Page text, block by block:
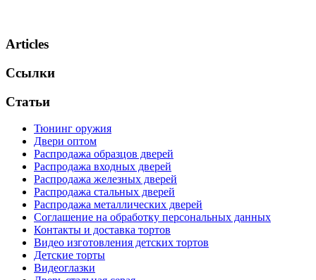
Articles
Ссылки
Статьи
Тюнинг оружия
Двери оптом
Распродажа образцов дверей
Распродажа входных дверей
Распродажа железных дверей
Распродажа стальных дверей
Распродажа металлических дверей
Соглашение на обработку персональных данных
Контакты и доставка тортов
Видео изготовления детских тортов
Детские торты
Видеоглазки